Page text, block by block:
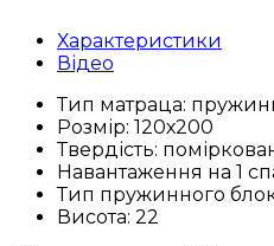
Характеристики
Відео
Тип матраца:
Розмір: 120х200
Твердість:
Навантаження на 1
Тип пружинного
Висота: 22